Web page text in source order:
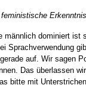
männlich dominiert ist
Sprachverwendung
auf. Wir sagen
Das überlassen
bitte mit